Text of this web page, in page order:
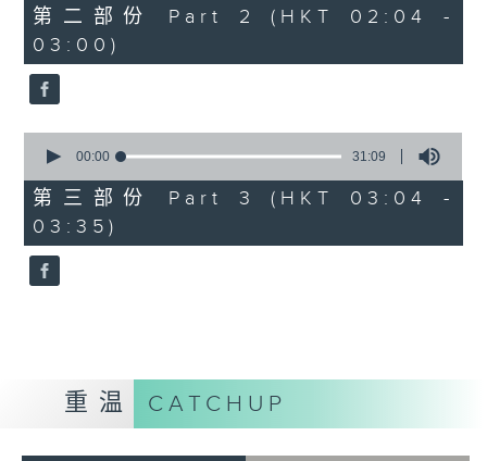
56
minutes,
19
seconds
第二部份 Part 2 (HKT 02:04 -
03:00)
seconds
31
minutes,
9
seconds
00:00 31:09
第三部份 Part 3 (HKT 03:04 -
03:35)
重温 CATCHUP